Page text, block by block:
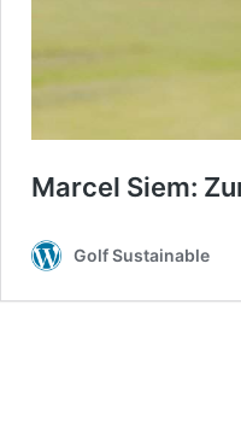
Marcel Siem:
Golf Sustainable